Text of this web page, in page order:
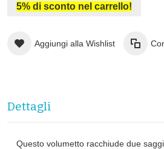
5% di sconto nel carrello!
Aggiungi alla Wishlist
Dettagli
Questo volumetto racchiude due